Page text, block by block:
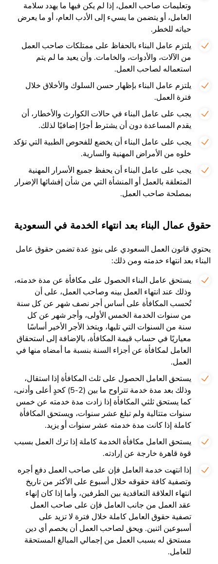
وتعليمات صاحب العمل، إذا لم يكن فيها ما يهدد سلامة
العامل، أو يتضمن ما يسيء إلى الأدب العام، أو ما يعرض
حياته للخطر.
يلتزم عامل البناء بالحفاظ على ممتلكات صاحب العمل
من الآلات، والأدوات، والخامات. وأن يعيد ما لم يتم
استعماله لصاحب العمل.
يلتزم عامل البناء بإظهار حسن السلوك والأخلاق خلال
فترة العمل.
يجب على عامل البناء في حالات الكوارث والأخطار، أن
يقدم المساعدة دون أن يشترط أجرًا إضافيًا لذلك.
يجب على عامل البناء أن يخضع للفحوص الطبية التي تؤكد
خلوه من الأمراض المهنية والسارية.
يجب على عامل البناء أن يحفظ جميع الأسرار المهنية
المتعلقة بالعمل أو المنشأة التي من شأن إفشائها الإضرار
بمصلحة صاحب العمل.
حقوق عمال البناء بعد انتهاء الخدمة في السعودية
يحتوي قانون العمل السعودي على بنودٍ عدة تضمن حقوق عامل
البناء بعد انتهاء خدمته ومن ذلك:
يستحق عامل البناء الحصول على مكافأة عن مدة خدمته،
وذلك عند انتهاء العمل بينه وصاحب العمل، على أن
تُحسب المكافأة على أساس أجر نصف شهر عن كل سنة
من سنوات الخدمة الخمس الأولى، وأجر شهر عن كل
سنة من السنوات التي تليها، ويتخذ الأجر الأخير أساسًا
معياريًا في حساب قيمة المكافأة، بالإضافة إلى استحقاق
العامل لمكافأة عن أجزاء السنة بنسبة ما أمضاه منها في
العمل.
يستحق العامل الحصول على ثلث المكافأة إذا استقال،
وذلك بعد مدة خدمة تتراوح ما بين (2-5) كحدٍ أعلى وأدنى،
كما يستحق ثلثي المكافأة إذا زادت مدة خدمته عن خمس
سنوات متتالية ولم تبلغ عشر سنوات، ويستحق المكافأة
كاملة إذا كانت مدة خدمته عشر سنوات أو يزيد.
يستحق العامل مكافأة الخدمة كاملة إذا ترك العمل بسبب
قوة قاهرة خارجة عن إرادته.
إذا انتهت خدمة العامل فإن على صاحب العمل دفع أجره
وتصفية كافة حقوقه خلال أسبوع على الأكثر من تاريخ
انتهاء العلاقة التعاقدية بين الطرفين، وأما إذا كان إنهاء
عقد العمل من جانب العامل فإن على صاحب العمل
تصفية حقوق العامل كاملة خلال فترة لا تزيد على
أسبوعين اثنين. ويحق لصاحب العمل أن يخصم أي دين
مستحق له بسبب العمل من إجمالي المبالغ المستحقة
للعامل.